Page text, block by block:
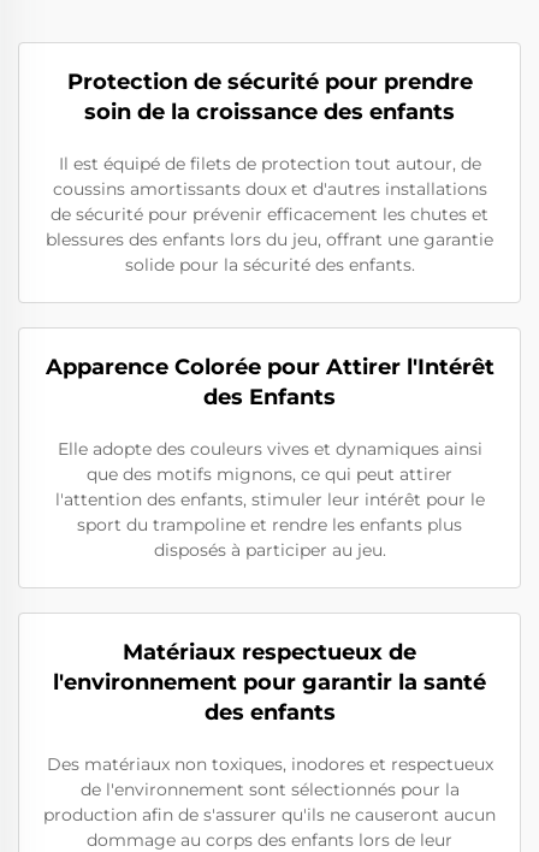
Protection de sécurité pour prendre
soin de la croissance des enfants
Il est équipé de filets de protection tout autour, de
coussins amortissants doux et d'autres installations
de sécurité pour prévenir efficacement les chutes et
blessures des enfants lors du jeu, offrant une garantie
solide pour la sécurité des enfants.
Apparence Colorée pour Attirer l'Intérêt
des Enfants
Elle adopte des couleurs vives et dynamiques ainsi
que des motifs mignons, ce qui peut attirer
l'attention des enfants, stimuler leur intérêt pour le
sport du trampoline et rendre les enfants plus
disposés à participer au jeu.
Matériaux respectueux de
l'environnement pour garantir la santé
des enfants
Des matériaux non toxiques, inodores et respectueux
de l'environnement sont sélectionnés pour la
production afin de s'assurer qu'ils ne causeront aucun
dommage au corps des enfants lors de leur